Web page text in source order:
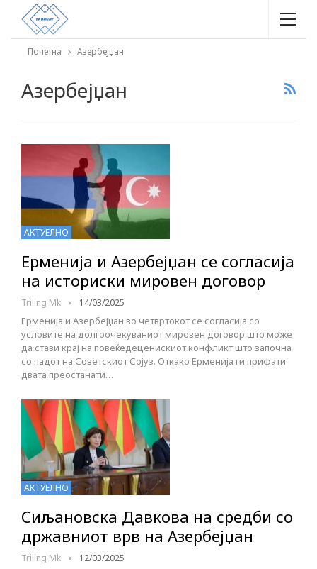
Почетна Азербејџан
Азербејџан
АКТУЕЛНО
Ерменија и Азербејџан се согласија
на историски мировен договор
Triling Mk 14/03/2025
Ерменија и Азербејџан во четвртокот се согласија со
условите на долгоочекуваниот мировен договор што може
да стави крај на повеќедеценискиот конфликт што започна
со падот на Советскиот Сојуз. Откако Ерменија ги прифати
двата преостанати…
АКТУЕЛНО
Сиљановска Давкова на средби со
државниот врв на Азербејџан
Triling Mk 12/03/2025